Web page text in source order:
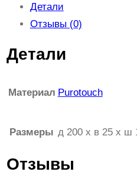
Детали
Отзывы (0)
Детали
Материал Purotouch
Размеры д 200 x в 25 x ш
Отзывы